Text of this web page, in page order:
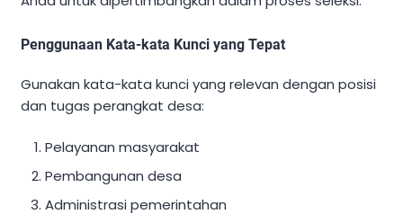
Penggunaan Kata-kata Kunci yang Tepat
Gunakan kata-kata kunci yang relevan dengan posisi
dan tugas perangkat desa:
Pelayanan masyarakat
Pembangunan desa
Administrasi pemerintahan